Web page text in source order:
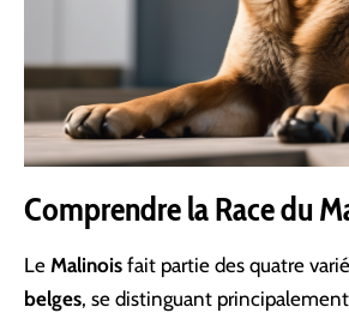
Comprendre la Race du
Le Malinois fait partie des quatre
belges, se distinguant